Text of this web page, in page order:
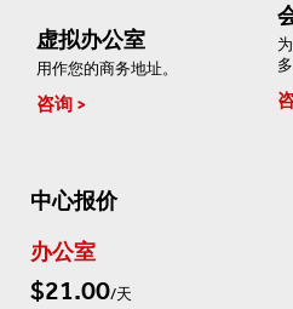
虚拟办公室
用作您的商务地址。
咨询
中心报价
办公室
$21.00/天